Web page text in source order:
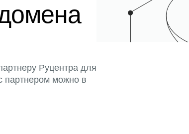
Руцентра для
партнером можно в